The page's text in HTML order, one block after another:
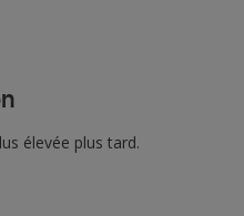
élevée plus tard.